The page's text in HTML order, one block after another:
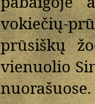
vokiečių-
prūsiškų
vienuolio
nuorašuose.